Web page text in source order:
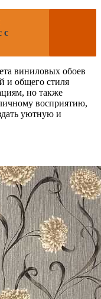
с
виниловых обоев
и общего стиля
но также
восприятию,
уютную и